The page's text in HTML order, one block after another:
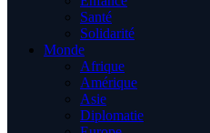
Santé
Solidarité
Monde
Afrique
Amérique
Asie
Diplomatie